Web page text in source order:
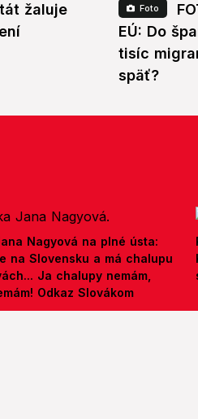
žaluje
Foto
EÚ: Do
tisíc
späť?
Nagyová na plné ústa:
na Slovensku a má chalupu
Ja chalupy nemám,
Odkaz Slovákom